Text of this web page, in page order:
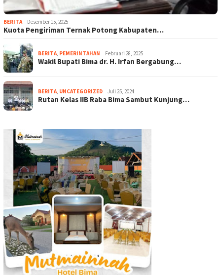
BERITA Desember 15, 2025
Kuota Pengiriman Ternak Potong Kabupaten…
BERITA, PEMERINTAHAN Februari 28, 2025
Wakil Bupati Bima dr. H. Irfan Bergabung…
BERITA, UNCATEGORIZED Juli 25, 2024
Rutan Kelas IIB Raba Bima Sambut Kunjung…